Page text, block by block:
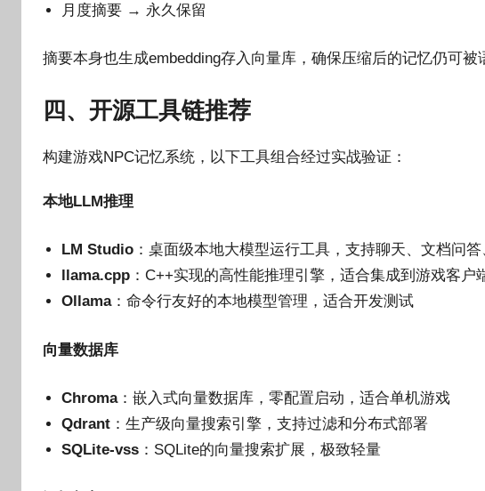
月度摘要 → 永久保留
摘要本身也生成embedding存入向量库，确保压缩后的记忆仍可被
四、开源工具链推荐
构建游戏NPC记忆系统，以下工具组合经过实战验证：
本地LLM推理
LM Studio ：桌面级本地大模型运行工具，支持聊天、文档问
llama.cpp ：C++实现的高性能推理引擎，适合集成到游戏客户
Ollama：命令行友好的本地模型管理，适合开发测试
向量数据库
Chroma：嵌入式向量数据库，零配置启动，适合单机游戏
Qdrant ：生产级向量搜索引擎，支持过滤和分布式部署
SQLite-vss ：SQLite的向量搜索扩展，极致轻量